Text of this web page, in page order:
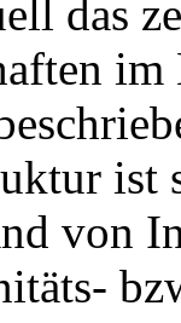
das
ist
von